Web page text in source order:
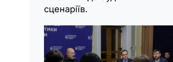
сценаріїв.